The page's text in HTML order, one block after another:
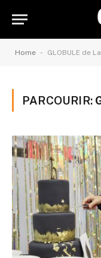
Home - GLOBULE de
PARCOURIR: